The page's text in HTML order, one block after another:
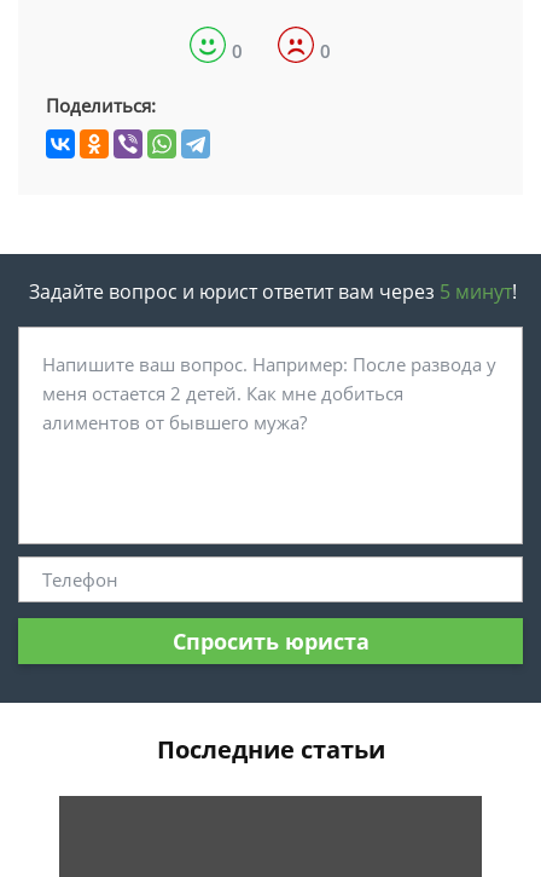
0 0
Поделиться:
Задайте вопрос и юрист ответит вам через 5 минут!
Спросить юриста
Последние статьи